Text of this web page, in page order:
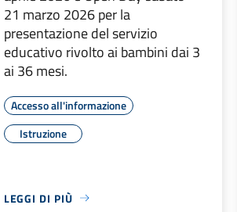
21 marzo 2026 per la
presentazione del servizio
educativo rivolto ai bambini dai 3
ai 36 mesi.
Accesso all'informazione
Istruzione
LEGGI DI PIÙ